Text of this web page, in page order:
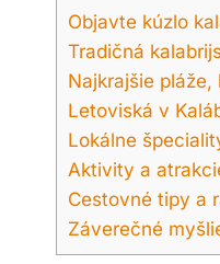
Objavte kúzlo
Tradičná
Najkrajšie
Letoviská‍ v
Lokálne
Aktivity ⁤a
Cestovné tipy a
Záverečné